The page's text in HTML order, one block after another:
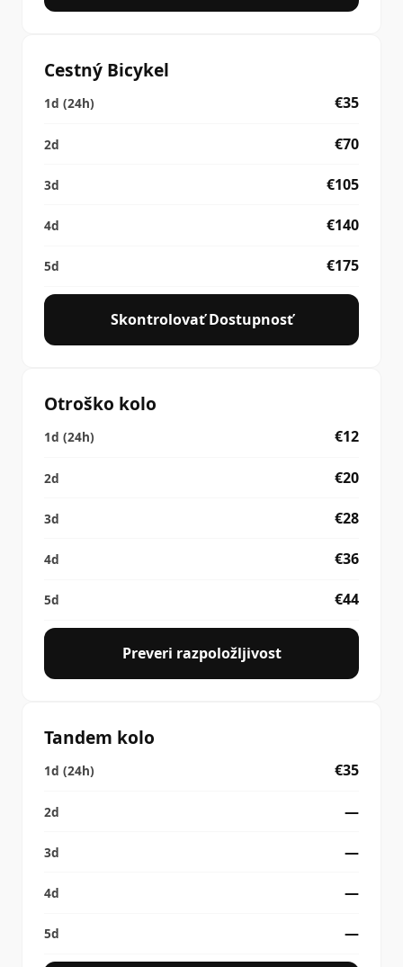
Cestný Bicykel
€35
€70
€105
€140
€175
Skontrolovať Dostupnosť
Otroško kolo
€12
€20
€28
€36
€44
Preveri razpoložljivost
Tandem kolo
€35
—
—
—
—